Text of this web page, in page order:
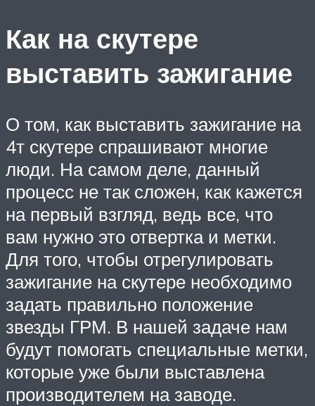
Как на скутере
выставить зажигание
О том, как выставить зажигание на
4т скутере спрашивают многие
люди. На самом деле, данный
процесс не так сложен, как кажется
на первый взгляд, ведь все, что
вам нужно это отвертка и метки.
Для того, чтобы отрегулировать
зажигание на скутере необходимо
задать правильно положение
звезды ГРМ. В нашей задаче нам
будут помогать специальные метки,
которые уже были выставлена
производителем на заводе.